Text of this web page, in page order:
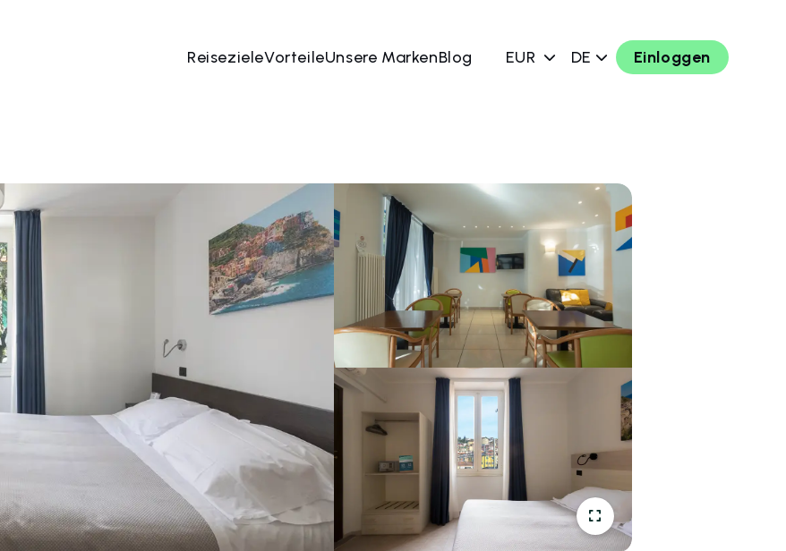
ReisezieleVorteileUnsere MarkenBlog EUR DE Einloggen